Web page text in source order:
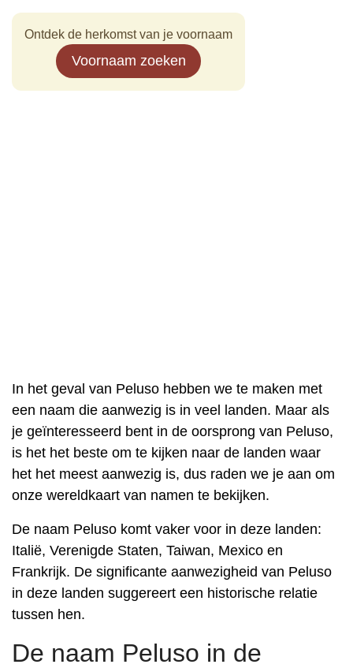
Ontdek de herkomst van je voornaam
Voornaam zoeken
In het geval van Peluso hebben we te maken met
een naam die aanwezig is in veel landen. Maar als
je geïnteresseerd bent in de oorsprong van Peluso,
is het het beste om te kijken naar de landen waar
het het meest aanwezig is, dus raden we je aan om
onze wereldkaart van namen te bekijken.
De naam Peluso komt vaker voor in deze landen:
Italië, Verenigde Staten, Taiwan, Mexico en
Frankrijk. De significante aanwezigheid van Peluso
in deze landen suggereert een historische relatie
tussen hen.
De naam Peluso in de